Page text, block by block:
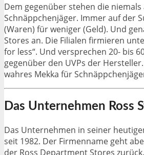
Dem gegenüber stehen die
Schnäppchenjäger. Immer auf der
(Waren) für weniger (Geld). Und
Stores an. Die Filialen firmieren
for less“. Und versprechen 20- bis
gegenüber den UVPs der
wahres Mekka für
Das Unternehmen Ross
Das Unternehmen in seiner
seit 1982. Der Firmenname geht
der Ross Department Stores